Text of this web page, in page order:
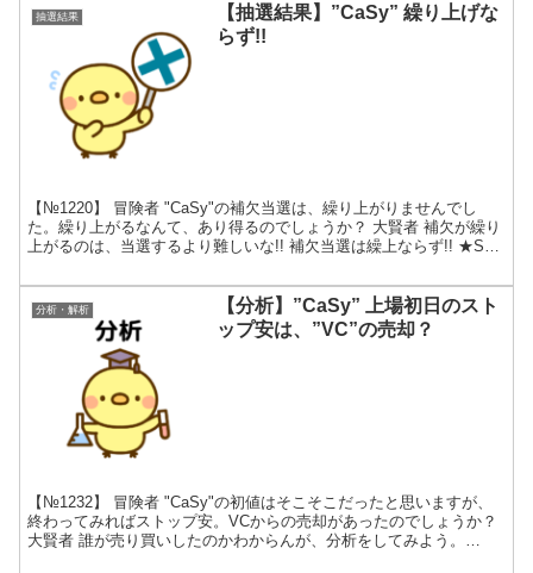
抽選結果
【抽選結果】”CaSy” 繰り上げな
らず!!
【№1220】 冒険者 "CaSy"の補欠当選は、繰り上がりませんでし
た。繰り上がるなんて、あり得るのでしょうか？ 大賢者 補欠が繰り
上がるのは、当選するより難しいな!! 補欠当選は繰上ならず!! ★SBI
分析・解析
【分析】”CaSy” 上場初日のスト
ップ安は、”VC”の売却？
【№1232】 冒険者 "CaSy"の初値はそこそこだったと思いますが、
終わってみればストップ安。VCからの売却があったのでしょうか？
大賢者 誰が売り買いしたのかわからんが、分析をしてみよう。